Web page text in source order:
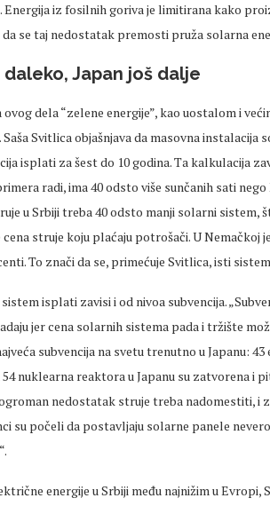
Energija iz fosilnih goriva je limitirana kako
da se taj nedostatak premosti pruža solarna
daleko, Japan još dalje
dela “zelene energije”, kao uostalom i
Svitlica objašnjava da masovna instalacija
isplati za šest do 10 godina. Ta kalkulacija
radi, ima 40 odsto više sunčanih sati
u Srbiji treba 40 odsto manji solarni sistem,
struje koju plaćaju potrošači. U Nemačkoj
To znači da se, primećuje Svitlica, isti
isplati zavisi i od nivoa subvencija.
jer cena solarnih sistema pada i tržište
subvencija na svetu trenutno u Japanu:
54 nuklearna reaktora u Japanu su zatvorena i
nedostatak struje treba nadomestiti, i
su počeli da postavljaju solarne panele
energije u Srbiji među najnižim u Evropi,